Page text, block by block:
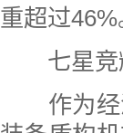
重超过46%
七星
作为经济